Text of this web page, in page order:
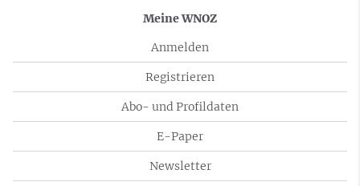
Meine WNOZ
Anmelden
Registrieren
Abo- und Profildaten
E-Paper
Newsletter